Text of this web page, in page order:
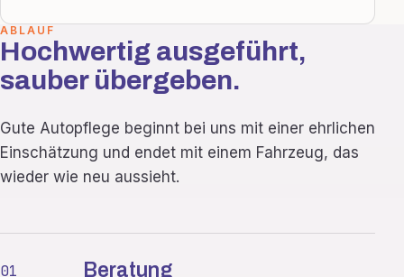
ABLAUF
Hochwertig ausgeführt,
sauber übergeben.
Gute Autopflege beginnt bei uns mit einer ehrlichen
Einschätzung und endet mit einem Fahrzeug, das
wieder wie neu aussieht.
01 Beratung